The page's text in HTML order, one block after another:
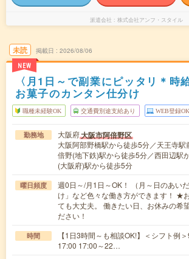
派遣会社 株式会社アンフ・スタイル
未読
NEW
掲載日 2026/08/06
〈月1日～で副業にピッタリ＊時
お菓子のカンタン仕分け
職種未経験OK 交通費別途支給あり WEB登録OK
勤務地 大阪府大阪市阿倍野区
大阪阿部野橋駅から徒歩5分／天王寺
倍野(地下鉄)駅から徒歩5分／西田辺駅
(大阪府)駅から徒歩5分
曜日頻度
週0日～/月1日～OK！ （月～日のあい
け」など色々な働き方ができます！ ★
ても大丈夫。 働きたい日、お休みの希
ださい！
時間
【1日3時間～も相談OK!】＜シフト例
17:00 17:00～22…